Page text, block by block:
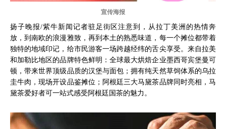
宣传海报
扬子晚报/紫牛新闻记者驻足街区注意到，从拉丁美洲的热情奔
放，到南欧的浪漫雅致，再到本土的熟悉味道，每一个摊位都带着
独特的地域印记，给市民游客一场跨越经纬的舌尖享受。来自拉美
和加勒比地区的品牌特色鲜明：全球最大烘焙企业墨西哥宾堡曼可
顿，带来世界顶级品质的汉堡与面包；拥有纯天然草饲体系的乌拉
圭牛肉，现场开设品鉴摊位；阿根廷三大马黛茶品牌同时亮相，马
黛茶爱好者可一站式感受阿根廷国茶的魅力。